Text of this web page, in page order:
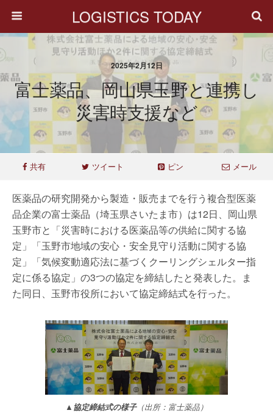
LOGISTICS TODAY
2025年2月12日
富士薬品、岡山県玉野と連携し
災害時支援など
共有 ツイート ピン メール
医薬品の研究開発から製造・販売までを行う複合型医薬
品企業の富士薬品（埼玉県さいたま市）は12日、岡山県
玉野市と「災害時における医薬品等の供給に関する協
定」「玉野市地域の安心・安全見守り活動に関する協
定」「気候変動適応法に基づくクーリングシェルター指
定に係る協定」の3つの協定を締結したと発表した。ま
た同日、玉野市役所において協定締結式を行った。
▲協定締結式の様子（出所：富士薬品）